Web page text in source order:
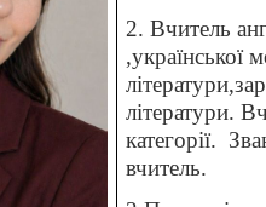
2. Вчитель
,української
літератури.
категорії.
вчитель.